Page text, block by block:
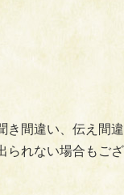
間違い、伝え間
られない場合もご